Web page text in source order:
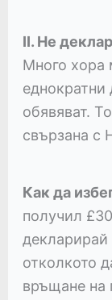
II. Не
Много хора
обявяват.
свързана с
Как да
получил
отколкото
връщане